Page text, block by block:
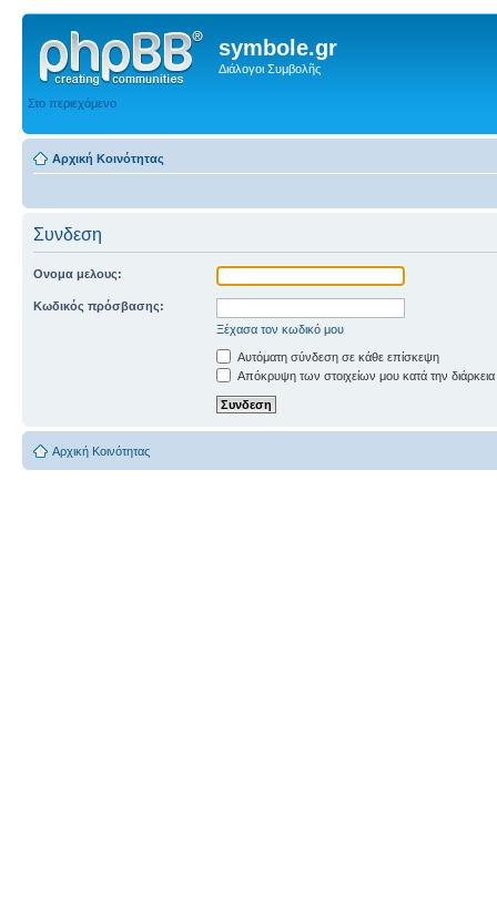
symbole.gr
Διάλογοι Συμβολῆς
Στο περιεχόμενο
Αρχική Κοινότητας
Συνδεση
Ονομα μελους:
Κωδικός πρόσβασης:
Ξέχασα τον κωδικό μου
Αυτόματη σύνδεση σε κάθε επίσκεψη
Απόκρυψη των στοιχείων μου κατά την
Αρχική Κοινότητας